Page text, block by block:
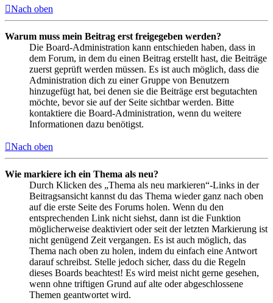
Nach oben
Warum muss mein Beitrag erst freigegeben werden?
Die Board-Administration kann entschieden haben, dass in
dem Forum, in dem du einen Beitrag erstellt hast, die Beiträge
zuerst geprüft werden müssen. Es ist auch möglich, dass die
Administration dich zu einer Gruppe von Benutzern
hinzugefügt hat, bei denen sie die Beiträge erst begutachten
möchte, bevor sie auf der Seite sichtbar werden. Bitte
kontaktiere die Board-Administration, wenn du weitere
Informationen dazu benötigst.
Nach oben
Wie markiere ich ein Thema als neu?
Durch Klicken des „Thema als neu markieren“-Links in der
Beitragsansicht kannst du das Thema wieder ganz nach oben
auf die erste Seite des Forums holen. Wenn du den
entsprechenden Link nicht siehst, dann ist die Funktion
möglicherweise deaktiviert oder seit der letzten Markierung ist
nicht genügend Zeit vergangen. Es ist auch möglich, das
Thema nach oben zu holen, indem du einfach eine Antwort
darauf schreibst. Stelle jedoch sicher, dass du die Regeln
dieses Boards beachtest! Es wird meist nicht gerne gesehen,
wenn ohne triftigen Grund auf alte oder abgeschlossene
Themen geantwortet wird.